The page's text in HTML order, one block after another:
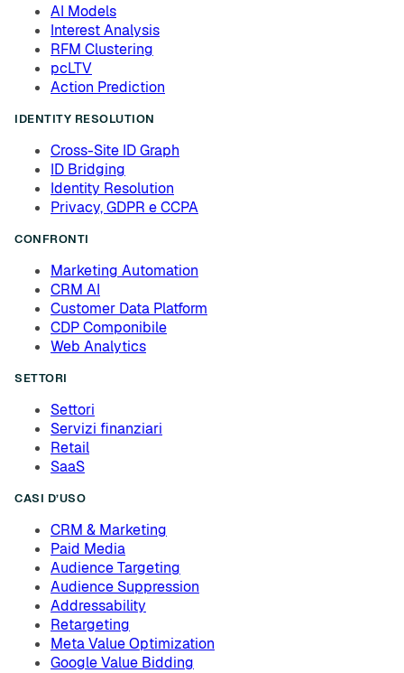
AI Models
Interest Analysis
RFM Clustering
pcLTV
Action Prediction
IDENTITY RESOLUTION
Cross-Site ID Graph
ID Bridging
Identity Resolution
Privacy, GDPR e CCPA
CONFRONTI
Marketing Automation
CRM AI
Customer Data Platform
CDP Componibile
Web Analytics
SETTORI
Settori
Servizi finanziari
Retail
SaaS
CASI D’USO
CRM & Marketing
Paid Media
Audience Targeting
Audience Suppression
Addressability
Retargeting
Meta Value Optimization
Google Value Bidding